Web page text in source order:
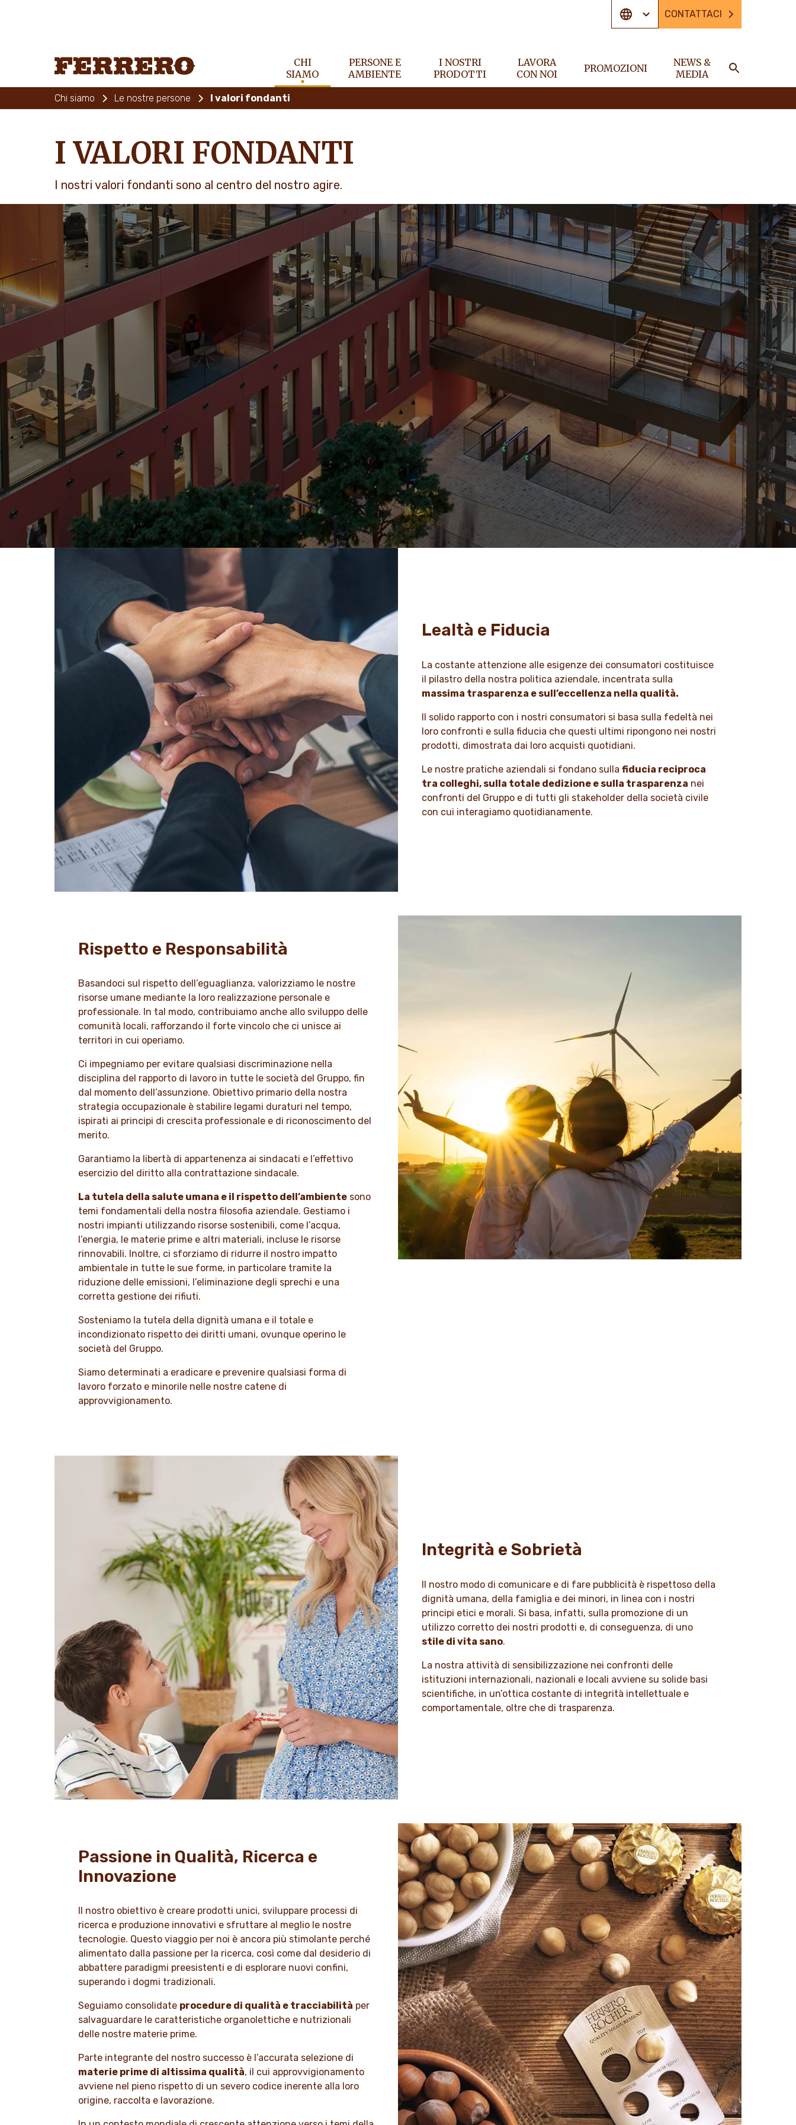
CHI
SIAMO
PERSONE E
AMBIENTE
I NOSTRI
PRODOTTI
LAVORA
CON NOI
PROMOZIONI
NEWS &
MEDIA
CONTATTACI
Chi siamo Le nostre persone I valori fondanti
I VALORI FONDANTI
I nostri valori fondanti sono al centro del nostro agire.
Lealtà e Fiducia
La costante attenzione alle esigenze dei consumatori costituisce
il pilastro della nostra politica aziendale, incentrata sulla
massima trasparenza e sull’eccellenza nella qualità.
Il solido rapporto con i nostri consumatori si basa sulla fedeltà nei
loro confronti e sulla fiducia che questi ultimi ripongono nei nostri
prodotti, dimostrata dai loro acquisti quotidiani.
Le nostre pratiche aziendali si fondano sulla fiducia reciproca
tra colleghi, sulla totale dedizione e sulla trasparenza nei
confronti del Gruppo e di tutti gli stakeholder della società civile
con cui interagiamo quotidianamente.
Rispetto e Responsabilità
Basandoci sul rispetto dell’eguaglianza, valorizziamo le nostre
risorse umane mediante la loro realizzazione personale e
professionale. In tal modo, contribuiamo anche allo sviluppo delle
comunità locali, rafforzando il forte vincolo che ci unisce ai
territori in cui operiamo.
Ci impegniamo per evitare qualsiasi discriminazione nella
disciplina del rapporto di lavoro in tutte le società del Gruppo, fin
dal momento dell’assunzione. Obiettivo primario della nostra
strategia occupazionale è stabilire legami duraturi nel tempo,
ispirati ai principi di crescita professionale e di riconoscimento del
merito.
Garantiamo la libertà di appartenenza ai sindacati e l’effettivo
esercizio del diritto alla contrattazione sindacale.
La tutela della salute umana e il rispetto dell’ambiente sono
temi fondamentali della nostra filosofia aziendale. Gestiamo i
nostri impianti utilizzando risorse sostenibili, come l’acqua,
l’energia, le materie prime e altri materiali, incluse le risorse
rinnovabili. Inoltre, ci sforziamo di ridurre il nostro impatto
ambientale in tutte le sue forme, in particolare tramite la
riduzione delle emissioni, l’eliminazione degli sprechi e una
corretta gestione dei rifiuti.
Sosteniamo la tutela della dignità umana e il totale e
incondizionato rispetto dei diritti umani, ovunque operino le
società del Gruppo.
Siamo determinati a eradicare e prevenire qualsiasi forma di
lavoro forzato e minorile nelle nostre catene di
approvvigionamento.
Integrità e Sobrietà
Il nostro modo di comunicare e di fare pubblicità è rispettoso della
dignità umana, della famiglia e dei minori, in linea con i nostri
principi etici e morali. Si basa, infatti, sulla promozione di un
utilizzo corretto dei nostri prodotti e, di conseguenza, di uno
stile di vita sano.
La nostra attività di sensibilizzazione nei confronti delle
istituzioni internazionali, nazionali e locali avviene su solide basi
scientifiche, in un’ottica costante di integrità intellettuale e
comportamentale, oltre che di trasparenza.
Passione in Qualità, Ricerca e
Innovazione
Il nostro obiettivo è creare prodotti unici, sviluppare processi di
ricerca e produzione innovativi e sfruttare al meglio le nostre
tecnologie. Questo viaggio per noi è ancora più stimolante perché
alimentato dalla passione per la ricerca, così come dal desiderio di
abbattere paradigmi preesistenti e di esplorare nuovi confini,
superando i dogmi tradizionali.
Seguiamo consolidate procedure di qualità e tracciabilità per
salvaguardare le caratteristiche organolettiche e nutrizionali
delle nostre materie prime.
Parte integrante del nostro successo è l’accurata selezione di
materie prime di altissima qualità, il cui approvvigionamento
avviene nel pieno rispetto di un severo codice inerente alla loro
origine, raccolta e lavorazione.